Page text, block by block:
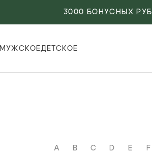
3000 БОНУСНЫХ
МУЖСКОЕДЕТСКОЕ
A B C D E F